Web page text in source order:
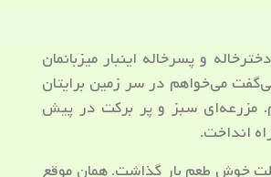
و پسرخاله اینبار میزبانمان
می‌خواهم در سر زمین برایتان
مزرعه‌ای سبز و پر برکت در پیش
انداخت.
خوش طعم بار گذاشت. همان موقع